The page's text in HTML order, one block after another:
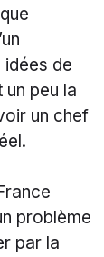
idées de
un peu la
un chef
problème
par la